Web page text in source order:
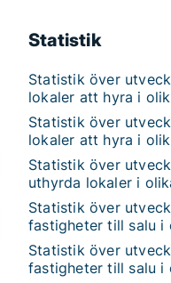
Statistik
Statistik över
lokaler att hyra i
Statistik över
lokaler att hyra i
Statistik över
uthyrda lokaler i
Statistik över
fastigheter till salu i
Statistik över
fastigheter till salu i